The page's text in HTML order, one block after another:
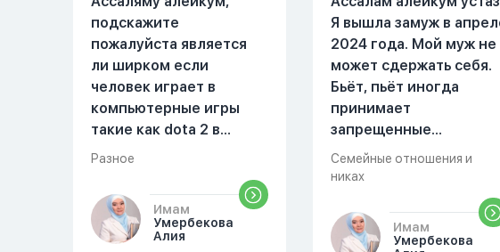
подскажите
пожалуйста является
ли ширком если
человек играет в
компьютерные игры
такие как dota 2 в
которых присутствует
идолопоклонство,
такие надписи как
«богоподобие»,
Разное
Имам
Умербекова
Алия
Я вышла замуж в
2024 года. Мой муж не
может сдержать себя.
Бьёт, пьёт иногда
принимает
запрещенные
вещества. Он стал
избивать меня уже на
совместной жизни.
Причины были разные."
Семейные отношения и
никах
Имам
Умербекова